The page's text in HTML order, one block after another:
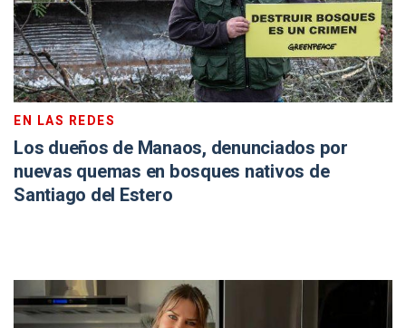
EN LAS REDES
Los dueños de Manaos, denunciados por
nuevas quemas en bosques nativos de
Santiago del Estero